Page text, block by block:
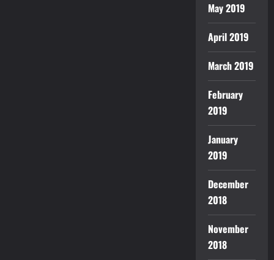
May 2019
April 2019
March 2019
February
2019
January
2019
December
2018
November
2018